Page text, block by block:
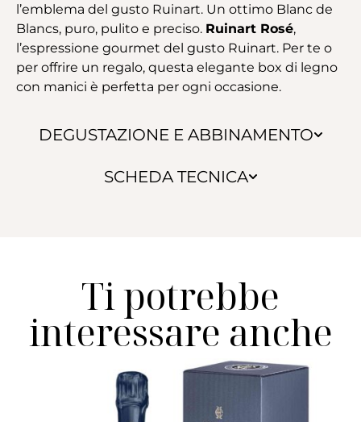
DEGUSTAZIONE E ABBINAMENTO
SCHEDA TECNICA
l’emblema del gusto Ruinart. Un ottimo Blanc de
Blancs, puro, pulito e preciso. Ruinart Rosé,
l’espressione gourmet del gusto Ruinart. Per te o
per offrire un regalo, questa elegante box di legno
con manici è perfetta per ogni occasione.
Ti potrebbe
interessare anche